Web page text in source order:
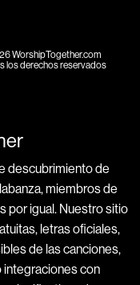
WorshipTogether.com
los derechos reservados
descubrimiento de
miembros de
por igual. Nuestro sitio
letras oficiales,
de las canciones,
con